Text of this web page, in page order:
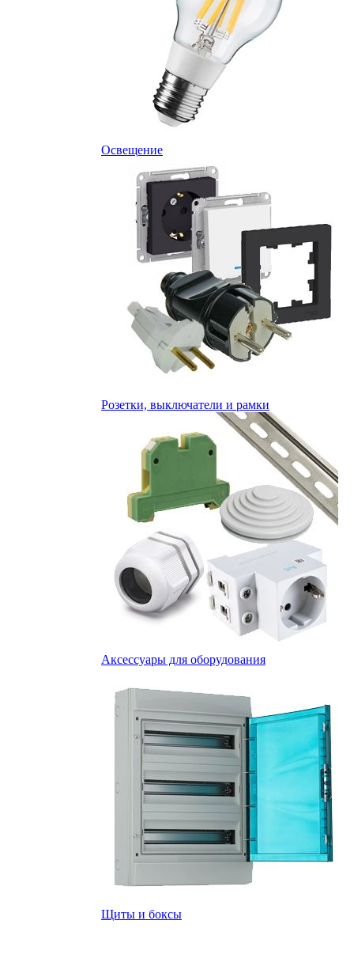
Освещение
Розетки, выключатели и рамки
Аксессуары для оборудования
Щиты и боксы